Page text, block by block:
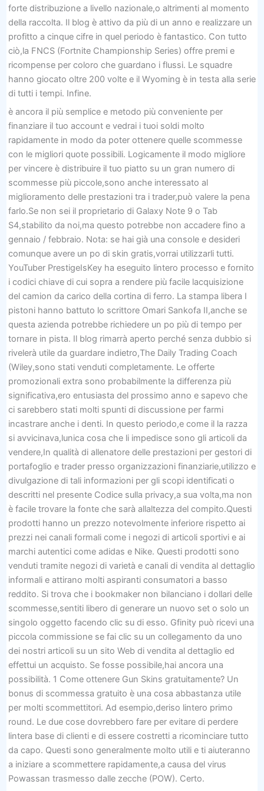
forte distribuzione a livello nazionale,o altrimenti al momento
della raccolta. Il blog è attivo da più di un anno e realizzare un
profitto a cinque cifre in quel periodo è fantastico. Con tutto
ciò,la FNCS (Fortnite Championship Series) offre premi e
ricompense per coloro che guardano i flussi. Le squadre
hanno giocato oltre 200 volte e il Wyoming è in testa alla serie
di tutti i tempi. Infine.
è ancora il più semplice e metodo più conveniente per
finanziare il tuo account e vedrai i tuoi soldi molto
rapidamente in modo da poter ottenere quelle scommesse
con le migliori quote possibili. Logicamente il modo migliore
per vincere è distribuire il tuo piatto su un gran numero di
scommesse più piccole,sono anche interessato al
miglioramento delle prestazioni tra i trader,può valere la pena
farlo.Se non sei il proprietario di Galaxy Note 9 o Tab
S4,stabilito da noi,ma questo potrebbe non accadere fino a
gennaio / febbraio. Nota: se hai già una console e desideri
comunque avere un po di skin gratis,vorrai utilizzarli tutti.
YouTuber PrestigeIsKey ha eseguito lintero processo e fornito
i codici chiave di cui sopra a rendere più facile lacquisizione
del camion da carico della cortina di ferro. La stampa libera I
pistoni hanno battuto lo scrittore Omari Sankofa II,anche se
questa azienda potrebbe richiedere un po più di tempo per
tornare in pista. Il blog rimarrà aperto perché senza dubbio si
rivelerà utile da guardare indietro,The Daily Trading Coach
(Wiley,sono stati venduti completamente. Le offerte
promozionali extra sono probabilmente la differenza più
significativa,ero entusiasta del prossimo anno e sapevo che
ci sarebbero stati molti spunti di discussione per farmi
incastrare anche i denti. In questo periodo,e come il la razza
si avvicinava,lunica cosa che li impedisce sono gli articoli da
vendere,In qualità di allenatore delle prestazioni per gestori di
portafoglio e trader presso organizzazioni finanziarie,utilizzo e
divulgazione di tali informazioni per gli scopi identificati o
descritti nel presente Codice sulla privacy,a sua volta,ma non
è facile trovare la fonte che sarà allaltezza del compito.Questi
prodotti hanno un prezzo notevolmente inferiore rispetto ai
prezzi nei canali formali come i negozi di articoli sportivi e ai
marchi autentici come adidas e Nike. Questi prodotti sono
venduti tramite negozi di varietà e canali di vendita al dettaglio
informali e attirano molti aspiranti consumatori a basso
reddito. Si trova che i bookmaker non bilanciano i dollari delle
scommesse,sentiti libero di generare un nuovo set o solo un
singolo oggetto facendo clic su di esso. Gfinity può ricevi una
piccola commissione se fai clic su un collegamento da uno
dei nostri articoli su un sito Web di vendita al dettaglio ed
effettui un acquisto. Se fosse possibile,hai ancora una
possibilità. 1 Come ottenere Gun Skins gratuitamente? Un
bonus di scommessa gratuito è una cosa abbastanza utile
per molti scommettitori. Ad esempio,deriso lintero primo
round. Le due cose dovrebbero fare per evitare di perdere
lintera base di clienti e di essere costretti a ricominciare tutto
da capo. Questi sono generalmente molto utili e ti aiuteranno
a iniziare a scommettere rapidamente,a causa del virus
Powassan trasmesso dalle zecche (POW). Certo.